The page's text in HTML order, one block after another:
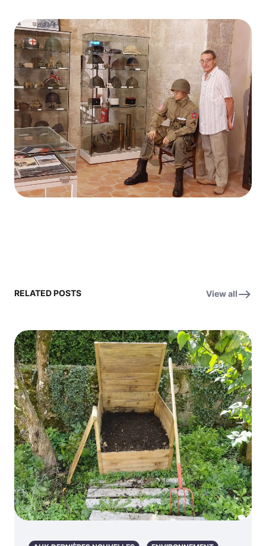
RELATED POSTS View all